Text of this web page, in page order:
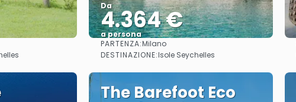
Da
4.364 €
a persona
Vedere
PARTENZA:Milano
DESTINAZIONE:Isole Seychelles
The Barefoot Eco